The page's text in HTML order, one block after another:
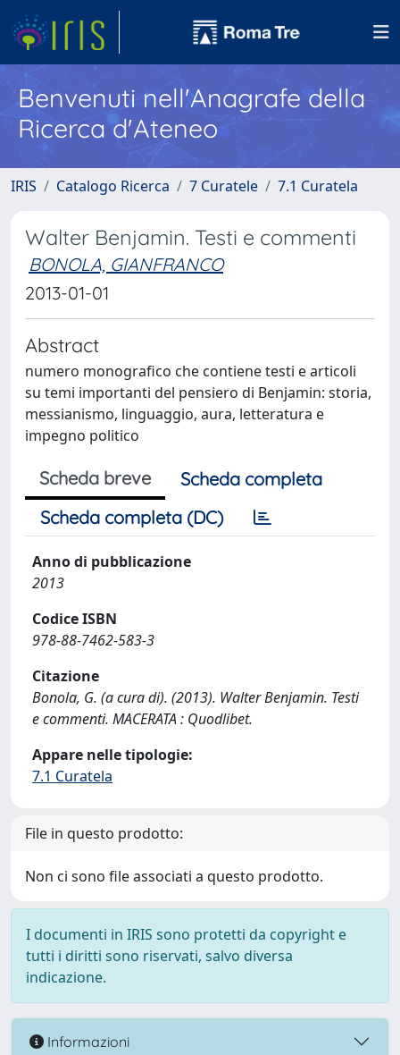
Benvenuti nell'Anagrafe della
Ricerca d'Ateneo
IRIS Catalogo Ricerca 7 Curatele 7.1 Curatela
Walter Benjamin. Testi e commenti
BONOLA, GIANFRANCO
2013-01-01
Abstract
numero monografico che contiene testi e articoli
su temi importanti del pensiero di Benjamin: storia,
messianismo, linguaggio, aura, letteratura e
impegno politico
Scheda breve
Scheda completa
Scheda completa (DC)
Anno di pubblicazione
2013
Codice ISBN
978-88-7462-583-3
Citazione
Bonola, G. (a cura di). (2013). Walter Benjamin. Testi
e commenti. MACERATA : Quodlibet.
Appare nelle tipologie:
7.1 Curatela
File in questo prodotto:
Non ci sono file associati a questo prodotto.
I documenti in IRIS sono protetti da copyright e
tutti i diritti sono riservati, salvo diversa
indicazione.
Informazioni